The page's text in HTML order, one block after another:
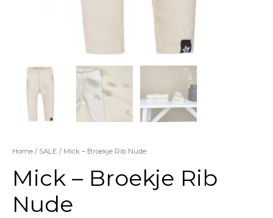
Home/ SALE / Mick – Broekje Rib Nude
Mick – Broekje Rib
Nude